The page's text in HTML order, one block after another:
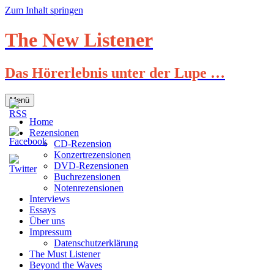
Zum Inhalt springen
The New Listener
Das Hörerlebnis unter der Lupe …
Menü
Home
Rezensionen
CD-Rezension
Konzertrezensionen
DVD-Rezensionen
Buchrezensionen
Notenrezensionen
Interviews
Essays
Über uns
Impressum
Datenschutzerklärung
The Must Listener
Beyond the Waves